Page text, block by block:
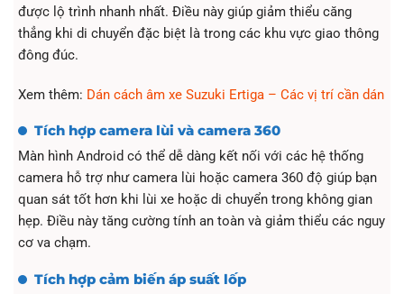
được lộ trình nhanh nhất. Điều này giúp giảm thiểu căng
thẳng khi di chuyển đặc biệt là trong các khu vực giao thông
đông đúc.
Xem thêm: Dán cách âm xe Suzuki Ertiga – Các vị trí cần dán
Tích hợp camera lùi và camera 360
Màn hình Android có thể dễ dàng kết nối với các hệ thống
camera hỗ trợ như camera lùi hoặc camera 360 độ giúp bạn
quan sát tốt hơn khi lùi xe hoặc di chuyển trong không gian
hẹp. Điều này tăng cường tính an toàn và giảm thiểu các nguy
cơ va chạm.
Tích hợp cảm biến áp suất lốp